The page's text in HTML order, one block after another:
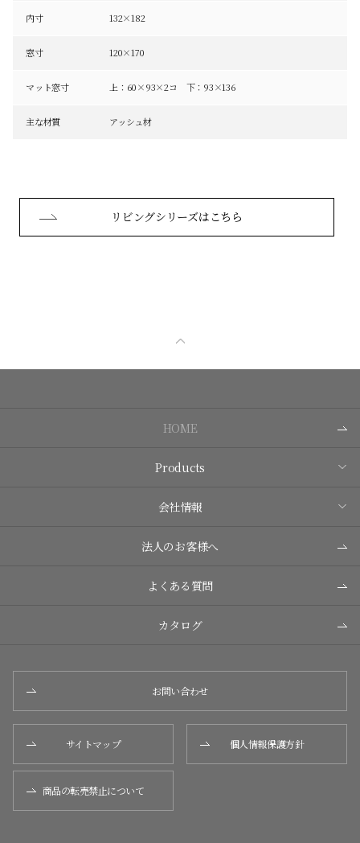
内寸 132×182
窓寸 120×170
マット窓寸 上：60×93×2コ 下：93×136
主な材質 アッシュ材
リビングシリーズはこちら
HOME
Products
会社情報
法人のお客様へ
よくある質問
カタログ
お問い合わせ
サイトマップ 個人情報保護方針
商品の転売禁止について